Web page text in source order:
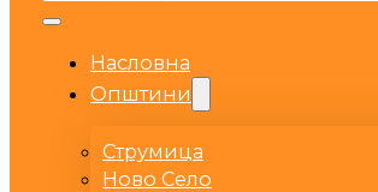
Насловна
Општини
Струмица
Ново Село